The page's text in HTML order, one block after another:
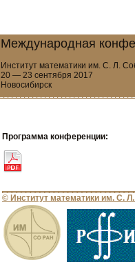
Международная
Институт математики им. С. Л.
20 — 23 сентября 2017
Новосибирск
Программа конференции:
© Институт математики им. С.